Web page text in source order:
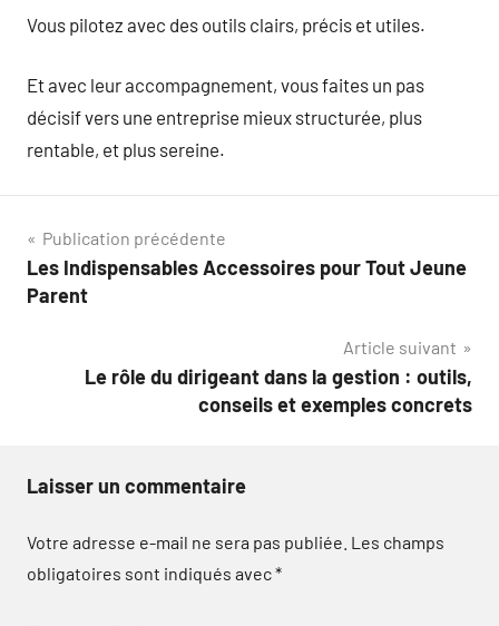
Vous pilotez avec des outils clairs, précis et utiles.
Et avec leur accompagnement, vous faites un pas
décisif vers une entreprise mieux structurée, plus
rentable, et plus sereine.
Navigation
de
Publication précédente
Les Indispensables Accessoires pour Tout Jeune
Parent
Article suivant
Le rôle du dirigeant dans la gestion : outils,
conseils et exemples concrets
Laisser un commentaire
Votre adresse e-mail ne sera pas publiée. Les champs
obligatoires sont indiqués avec*